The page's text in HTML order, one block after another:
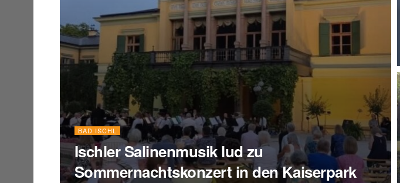
BAD ISCHL
Ischler Salinenmusik lud zu
Sommernachtskonzert in den Kaiserpark